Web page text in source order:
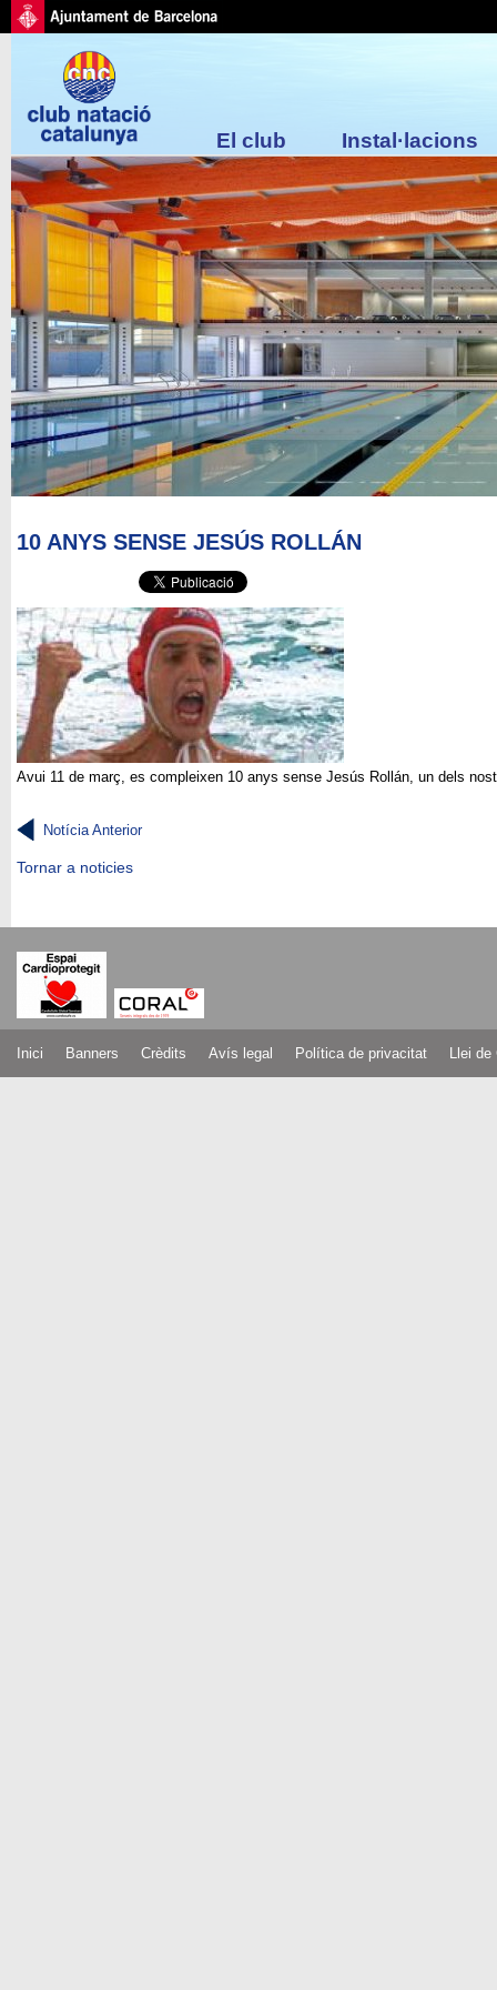
El club Instal·lacions
10 ANYS SENSE JESÚS ROLLÁN
Avui 11 de març, es compleixen 10 anys sense Jesús Rollán, un dels
Notícia Anterior
Tornar a noticies
Inici Banners Crèdits Avís legal Política de privacitat Llei de